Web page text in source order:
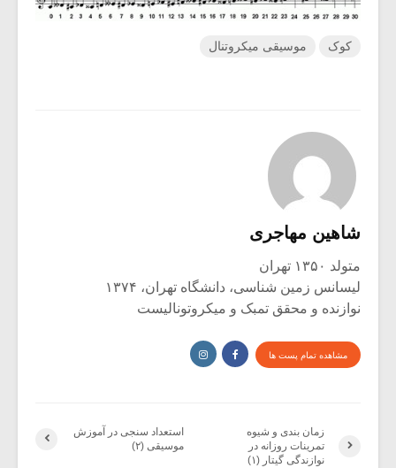
کوک موسیقی میکروتنال
شاهین مهاجری
متولد ۱۳۵۰ تهران
لیسانس زمین شناسی، دانشگاه تهران، ۱۳۷۴
نوازنده و محقق تمبک و میکروتونالیست
مشاهده تمام پست ها
استعداد سنجی در آموزش
موسیقی (۲)
زمان بندی و شیوه
تمرینات روزانه در
نوازندگی گیتار (۱)